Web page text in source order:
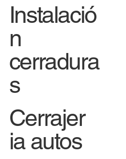
Instalació
n
cerradura
s
Cerrajer
ia autos